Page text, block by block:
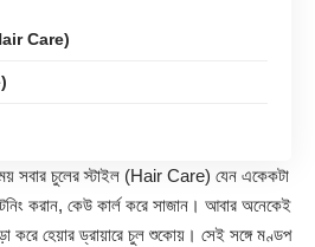
Care)
সবার চুলের স্টাইল (Hair Care) যেন একেকটা
করান, কেউ কার্ল করে সাজান। আবার অনেকেই
করে হেয়ার ড্রায়ারে চুল শুকোয়। সেই সঙ্গে মণ্ডপ